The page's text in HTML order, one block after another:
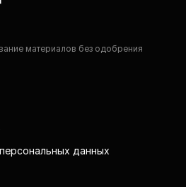
материалов без одобрения
данных